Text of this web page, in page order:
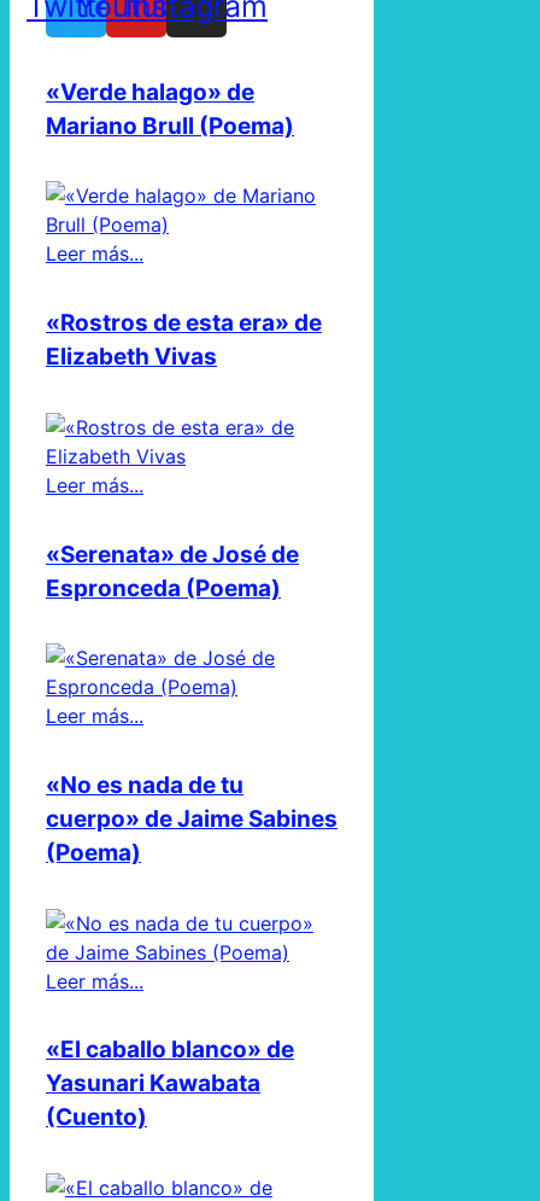
«Verde halago» de
Mariano Brull (Poema)
Leer más...
«Rostros de esta era» de
Elizabeth Vivas
Leer más...
«Serenata» de José de
Espronceda (Poema)
Leer más...
«No es nada de tu
cuerpo» de Jaime Sabines
(Poema)
Leer más...
«El caballo blanco» de
Yasunari Kawabata
(Cuento)